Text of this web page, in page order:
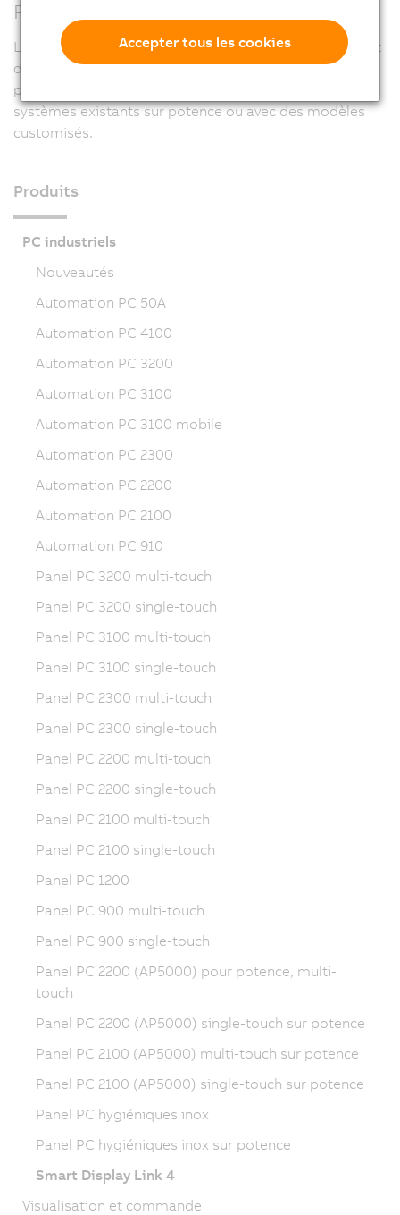
Flexibilité unique pour tous
La conception modulaire des Automation Panel permet
d'utiliser SDL et SDL4 avec toutes les générations de
produit. SDL4 peut être ainsi mis en œuvre avec des
systèmes existants sur potence ou avec des modèles
customisés.
Produits
PC industriels
Nouveautés
Automation PC 50A
Automation PC 4100
Automation PC 3200
Automation PC 3100
Automation PC 3100 mobile
Automation PC 2300
Automation PC 2200
Automation PC 2100
Automation PC 910
Panel PC 3200 multi-touch
Panel PC 3200 single-touch
Panel PC 3100 multi-touch
Panel PC 3100 single-touch
Panel PC 2300 multi-touch
Panel PC 2300 single-touch
Panel PC 2200 multi-touch
Panel PC 2200 single-touch
Panel PC 2100 multi-touch
Panel PC 2100 single-touch
Panel PC 1200
Panel PC 900 multi-touch
Panel PC 900 single-touch
Panel PC 2200 (AP5000) pour potence, multi-
touch
Panel PC 2200 (AP5000) single-touch sur potence
Panel PC 2100 (AP5000) multi-touch sur potence
Panel PC 2100 (AP5000) single-touch sur potence
Panel PC hygiéniques inox
Panel PC hygiéniques inox sur potence
Smart Display Link 4
Visualisation et commande
Accepter tous les cookies